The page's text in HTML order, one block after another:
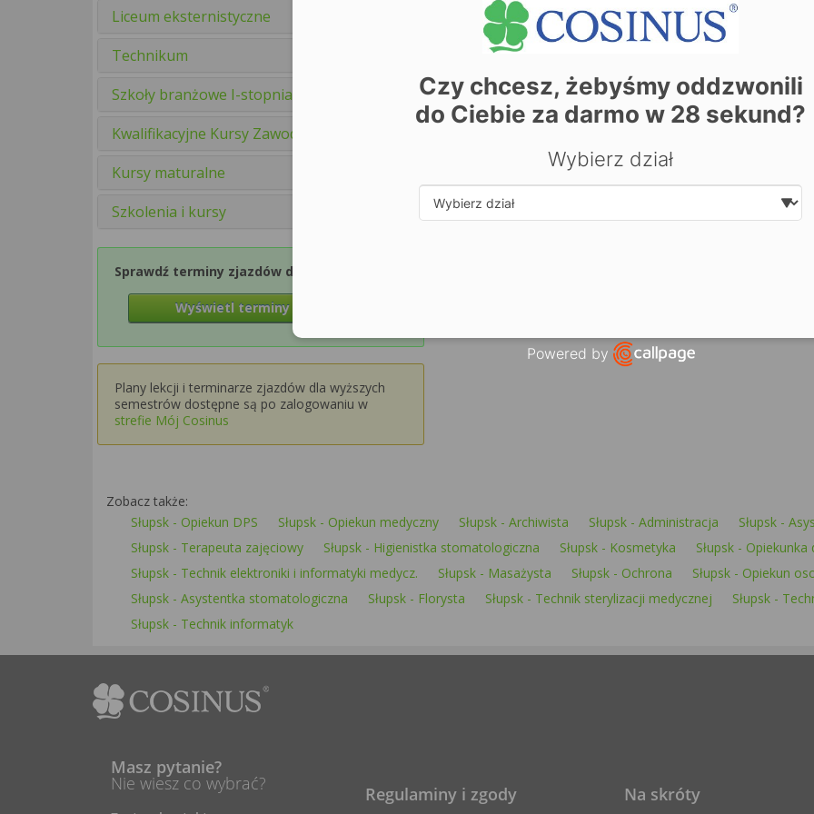
Liceum eksternistyczne
Technikum
Szkoły branżowe I-stopnia
Kwalifikacyjne Kursy Zawodowe
Kursy maturalne
Szkolenia i kursy
Sprawdź terminy zjazdów dla Semestru 1
Wyświetl terminy zjazdów
Plany lekcji i terminarze zjazdów dla wyższych
semestrów dostępne są po zalogowaniu w
strefie Mój Cosinus
Zobacz także:
Słupsk - Opiekun DPS
Słupsk - Opiekun medyczny Słupsk - Archiwista Słupsk - Administracja
Słupsk -
Słupsk - Terapeuta zajęciowy
Słupsk - Higienistka stomatologiczna Słupsk - Kosmetyka
Słupsk - Opiekunka
Słupsk - Technik elektroniki i informatyki medycz.
Słupsk - Masażysta Słupsk - Ochrona
Słupsk - Opiekun
Słupsk - Asystentka stomatologiczna
Słupsk - Florysta Słupsk - Technik sterylizacji medycznej
Słupsk -
Słupsk - Technik informatyk
Masz pytanie?
Nie wiesz co wybrać? Regulaminy i zgody Na skróty
Czy chcesz, żebyśmy oddzwonili
do Ciebie za darmo w 28 sekund?
Wybierz dział
Powered by